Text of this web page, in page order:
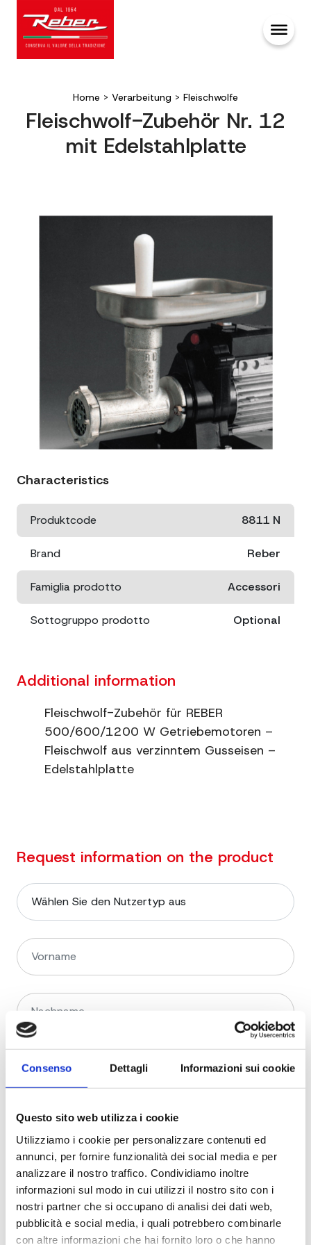
Consenso Dettagli Informazioni sui cookie
Questo sito web utilizza i cookie
Utilizziamo i cookie per personalizzare contenuti ed
annunci, per fornire funzionalità dei social media e per
analizzare il nostro traffico. Condividiamo inoltre
informazioni sul modo in cui utilizzi il nostro sito con i
nostri partner che si occupano di analisi dei dati web,
pubblicità e social media, i quali potrebbero combinarle
con altre informazioni che hai fornito loro o che hanno
Home > Verarbeitung > Fleischwolfe
Fleischwolf-Zubehör Nr. 12
mit Edelstahlplatte
Characteristics
Produktcode 8811 N
Brand Reber
Famiglia prodotto Accessori
Sottogruppo prodotto Optional
Additional information
Fleischwolf-Zubehör für REBER
500/600/1200 W Getriebemotoren –
Fleischwolf aus verzinntem Gusseisen –
Edelstahlplatte
Request information on the product